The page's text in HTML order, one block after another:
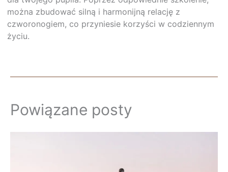
można zbudować silną i harmonijną relację z
czworonogiem, co przyniesie korzyści w codziennym
życiu.
Powiązane posty